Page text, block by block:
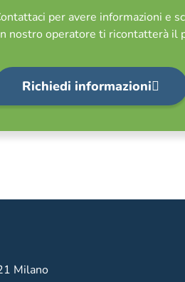
per avere informazioni e
nostro operatore ti ricontatterà il
Richiedi informazioni
Milano